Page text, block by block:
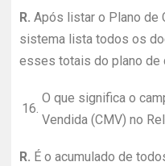
R. Após listar o Plano de
sistema lista todos os
esses totais do plano de
16.
O que significa o
Vendida (CMV) no
R. É o acumulado de